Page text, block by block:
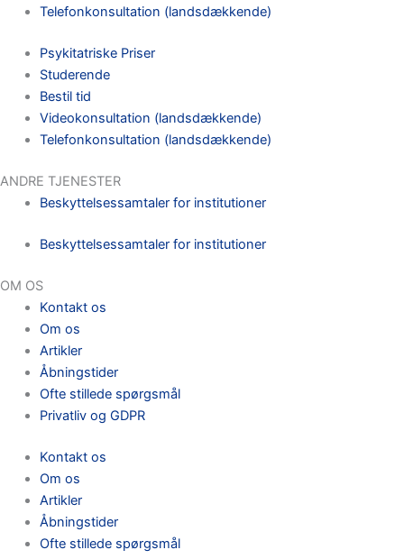
Telefonkonsultation (landsdækkende)
Psykitatriske Priser
Studerende
Bestil tid
Videokonsultation (landsdækkende)
Telefonkonsultation (landsdækkende)
ANDRE TJENESTER
Beskyttelsessamtaler for institutioner
Beskyttelsessamtaler for institutioner
OM OS
Kontakt os
Om os
Artikler
Åbningstider
Ofte stillede spørgsmål
Privatliv og GDPR
Kontakt os
Om os
Artikler
Åbningstider
Ofte stillede spørgsmål